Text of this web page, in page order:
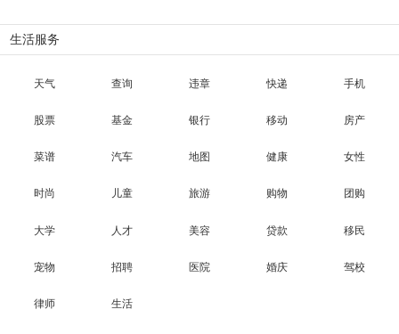
生活服务
天气 查询 违章 快递 手机
股票 基金 银行 移动 房产
菜谱 汽车 地图 健康 女性
时尚 儿童 旅游 购物 团购
大学 人才 美容 贷款 移民
宠物 招聘 医院 婚庆 驾校
律师 生活